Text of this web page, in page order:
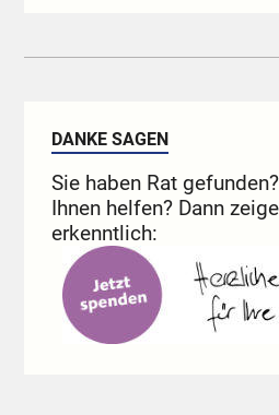
DANKE SAGEN
Sie haben Rat
Ihnen helfen? Dann
erkenntlich: